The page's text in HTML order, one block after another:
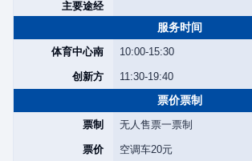
主要途经
服务时间
体育中心南 10:00-15:30
创新方 11:30-19:40
票价票制
票制 无人售票一票制
票价 空调车20元